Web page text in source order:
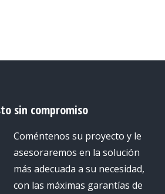
sin compromiso
Coméntenos su proyecto y le
asesoraremos en la solución
más adecuada a su necesidad,
con las máximas garantías de